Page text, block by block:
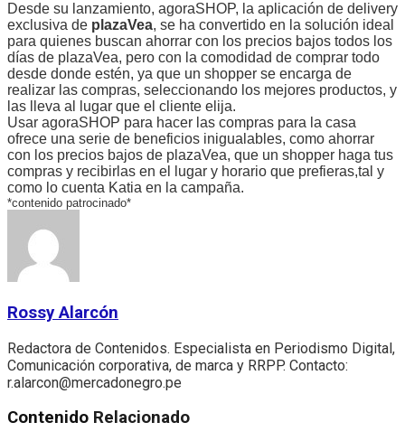
Desde su lanzamiento, agoraSHOP, la aplicación de delivery
exclusiva de plazaVea, se ha convertido en la solución ideal
para quienes buscan ahorrar con los precios bajos todos los
días de plazaVea, pero con la comodidad de comprar todo
desde donde estén, ya que un shopper se encarga de
realizar las compras, seleccionando los mejores productos, y
las lleva al lugar que el cliente elija.
Usar agoraSHOP para hacer las compras para la casa
ofrece una serie de beneficios inigualables, como ahorrar
con los precios bajos de plazaVea, que un shopper haga tus
compras y recibirlas en el lugar y horario que prefieras,tal y
como lo cuenta Katia en la campaña.
*contenido patrocinado*
Rossy Alarcón
Redactora de Contenidos. Especialista en Periodismo Digital,
Comunicación corporativa, de marca y RRPP. Contacto:
r.alarcon@mercadonegro.pe
Contenido Relacionado